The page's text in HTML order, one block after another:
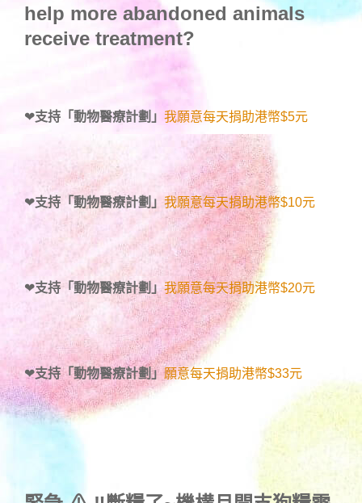
help more abandoned animals
receive treatment?
❤支持「動物醫療計劃」 我願意每天捐助港幣$5元
❤支持「動物醫療計劃」 我願意每天捐助港幣$10元
❤支持「動物醫療計劃」我願意每天捐助港幣$20元
❤支持「動物醫療計劃」願意每天捐助港幣$33元